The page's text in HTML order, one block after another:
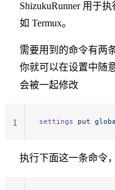
ShizukuRunner 用于
如 Termux。
需要用到的命令有两
你就可以在设置中随
会被一起修改
settings put
1
执行下面这一条命令